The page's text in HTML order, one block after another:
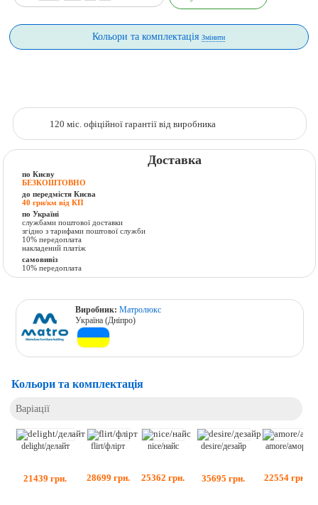
Кольори та комплектаціяЗмінити
120 міс. офіційної гарантії від виробника
Доставка
по Києву
БЕЗКОШТОВНО
до передмістя Києва
40 грн/км від КП
по Україні
службами поштової доставки
згідно з тарифами поштової служби
10% передоплата
накладений платіж
самовивіз
10% передоплата
Виробник:Матролюкс
Україна (Дніпро)
Кольори та комплектація
Варіації
delight/делайт
21439 грн.
flirt/флірт
28699 грн.
nice/найс
25362 грн.
desire/дезайр
35695 грн.
amore/амор
22554 грн.